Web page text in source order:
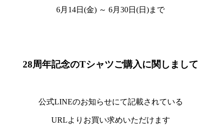
6月14日(金) ～ 6月30日(日)まで
28周年記念のTシャツご購入に関しまして
公式LINEのお知らせにて記載されている
URLよりお買い求めいただけます